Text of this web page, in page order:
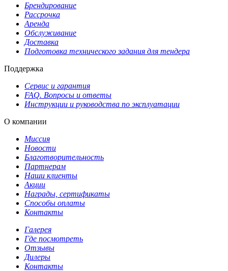
Брендирование
Рассрочка
Аренда
Обслуживание
Доставка
Подготовка технического задания для тендера
Поддержка
Сервис и гарантия
FAQ. Вопросы и ответы
Инструкции и руководства по эксплуатации
О компании
Миссия
Новости
Благотворительность
Партнерам
Наши клиенты
Акции
Награды, сертификаты
Способы оплаты
Контакты
Галерея
Где посмотреть
Отзывы
Дилеры
Контакты